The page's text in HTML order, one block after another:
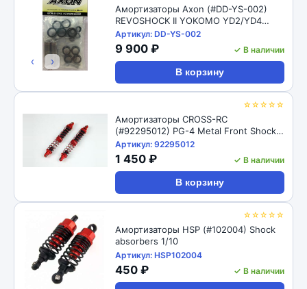
‹ ›
Амортизаторы Axon (#DD-YS-002)
REVOSHOCK II YOKOMO YD2/YD4
12/16
Артикул: DD-YS-002
9 900 ₽ ✓ В наличии
В корзину
☆☆☆☆☆
Амортизаторы CROSS-RC
(#92295012) PG-4 Metal Front Shock
98mm
Артикул: 92295012
1 450 ₽ ✓ В наличии
В корзину
☆☆☆☆☆
Амортизаторы HSP (#102004) Shock
absorbers 1/10
Артикул: HSP102004
450 ₽ ✓ В наличии